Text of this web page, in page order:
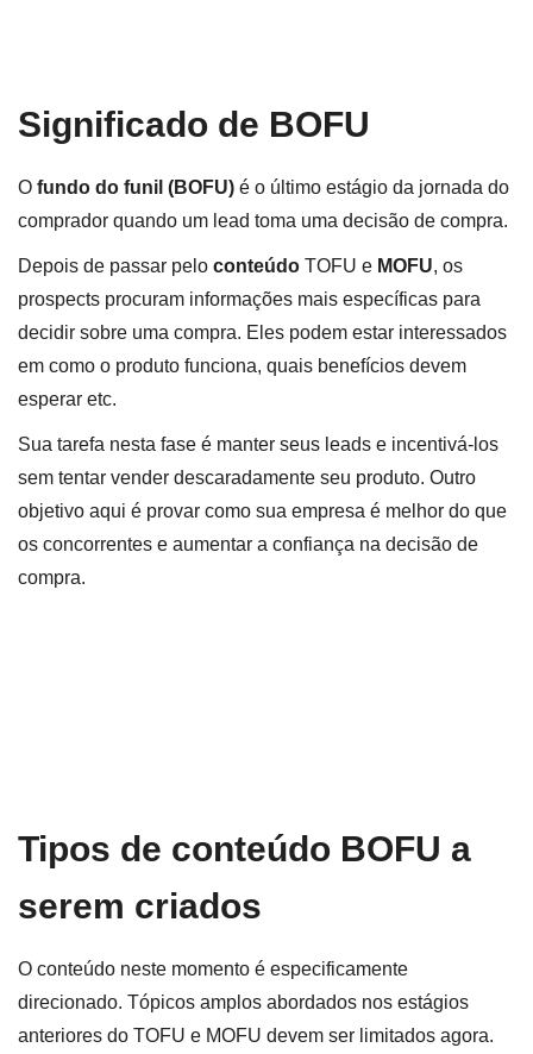
Significado de BOFU
Ofundo do funil (BOFU)é o último estágio da jornada do
comprador quando um lead toma uma decisão de compra.
Depois de passar peloconteúdoTOFU e MOFU, os
prospects procuram informações mais específicas para
decidir sobre uma compra. Eles podem estar interessados
em como o produto funciona, quais benefícios devem
esperar etc.
Sua tarefa nesta fase é manter seus leads e incentivá-los
sem tentar vender descaradamente seu produto. Outro
objetivo aqui é provar como sua empresa é melhor do que
os concorrentes e aumentar a confiança na decisão de
compra.
Tipos de conteúdo BOFU a
serem criados
O conteúdo neste momento é especificamente
direcionado. Tópicos amplos abordados nos estágios
anteriores do TOFU e MOFU devem ser limitados agora.